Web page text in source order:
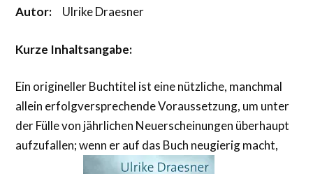
Autor: Ulrike Draesner
Kurze Inhaltsangabe:
Ein origineller Buchtitel ist eine nützliche, manchmal
allein erfolgversprechende Voraussetzung, um unter
der Fülle von jährlichen Neuerscheinungen überhaupt
aufzufallen; wenn er auf das Buch neugierig macht,